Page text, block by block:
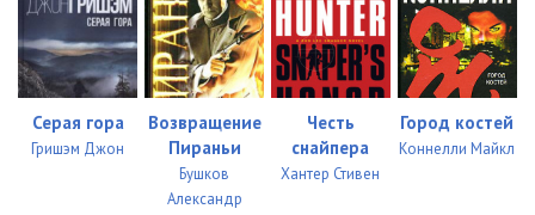
29_Dahla 02:21
30_Kair 20:02
31_02_Kair, Egipetskiy muzey 26:35
Серая гора
Гришэм Джон
Возвращение
Пираньи
Бушков
Александр
Честь
снайпера
Хантер Стивен
Город костей
Коннелли Майкл